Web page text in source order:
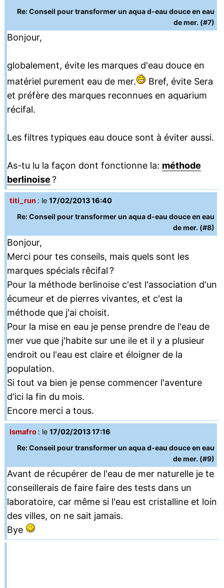
Re: Conseil pour transformer un aqua d-eau douce en eau
de mer. (#7)
Bonjour,
globalement, évite les marques d'eau douce en
matériel purement eau de mer.
Bref, évite Sera
et préfère des marques reconnues en aquarium
récifal.
Les filtres typiques eau douce sont à éviter aussi.
As-tu lu la façon dont fonctionne la: méthode
berlinoise?
titi_run : le 17/02/2013 16:40
Re: Conseil pour transformer un aqua d-eau douce en eau
de mer. (#8)
Bonjour,
Merci pour tes conseils, mais quels sont les
marques spécials rêcifal ?
Pour la méthode berlinoise c'est l'association d'un
écumeur et de pierres vivantes, et c'est la
méthode que j'ai choisit.
Pour la mise en eau je pense prendre de l'eau de
mer vue que j'habite sur une ile et il y a plusieur
endroit ou l'eau est claire et éloigner de la
population.
Si tout va bien je pense commencer l'aventure
d'ici la fin du mois.
Encore merci a tous.
Ismafro: le 17/02/2013 17:16
Re: Conseil pour transformer un aqua d-eau douce en eau
de mer. (#9)
Avant de récupérer de l'eau de mer naturelle je te
conseillerais de faire faire des tests dans un
laboratoire, car même si l'eau est cristalline et loin
des villes, on ne sait jamais.
Bye